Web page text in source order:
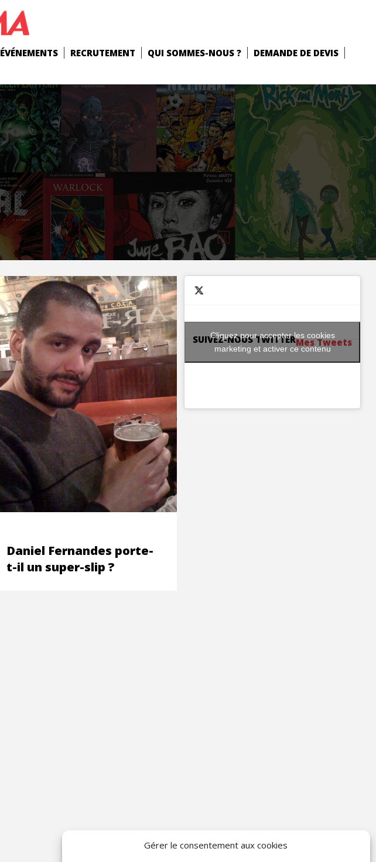
Gérer le consentement aux cookies
ÉVÉNEMENTS RECRUTEMENT QUI SOMMES-NOUS ?
DEMANDE DE DEVIS
Daniel Fernandes porte-
t-il un super-slip ?
SUIVEZ-NOUS TWITTERMes Tweets
Cliquez pour accepter les cookies
marketing et activer ce contenu